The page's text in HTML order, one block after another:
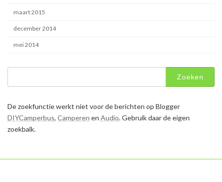
maart 2015
december 2014
mei 2014
Zoeken
De zoekfunctie werkt niet voor de berichten op Blogger
DIYCamperbus, Camperen en Audio. Gebruik daar de eigen
zoekbalk.